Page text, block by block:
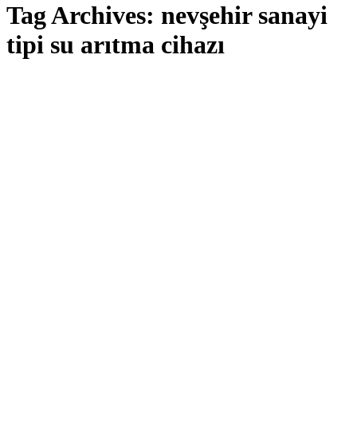
Tag Archives: nevşehir sanayi
tipi su arıtma cihazı